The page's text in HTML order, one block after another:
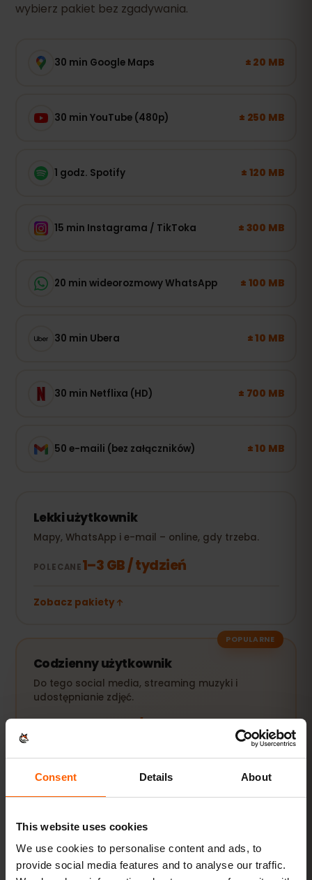
Consent Details About
This website uses cookies
We use cookies to personalise content and ads, to
provide social media features and to analyse our traffic.
wybierz pakiet bez zgadywania.
30 min Google Maps ± 20 MB
30 min YouTube (480p) ± 250 MB
1 godz. Spotify ± 120 MB
15 min Instagrama / TikToka ± 300 MB
20 min wideorozmowy WhatsApp ± 100 MB
30 min Ubera ± 10 MB
30 min Netflixa (HD) ± 700 MB
50 e-maili (bez załączników) ± 10 MB
Lekki użytkownik
Mapy, WhatsApp i e-mail – online, gdy trzeba.
POLECANE1–3 GB / tydzień
Zobacz pakiety
POPULARNE
Codzienny użytkownik
Do tego social media, streaming muzyki i
udostępnianie zdjęć.
Zobacz pakiety
Streaming i hotspot
Filmy, wideorozmowy i internet dla laptopa lub